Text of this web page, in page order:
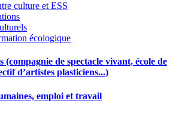
culture et ESS
écologique
(compagnie de spectacle vivant, école de
d’artistes plasticiens...)
emploi et travail